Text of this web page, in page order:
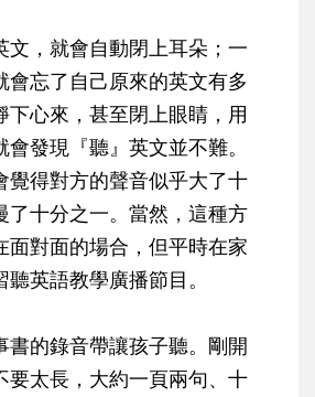
文，就會自動閉上耳朵；一
會忘了自己原來的英文有多
下心來，甚至閉上眼睛，用
會發現『聽』英文並不難。
覺得對方的聲音似乎大了十
了十分之一。當然，這種方
面對面的場合，但平時在家
英語教學廣播節目。
書的錄音帶讓孩子聽。剛開
要太長，大約一頁兩句、十